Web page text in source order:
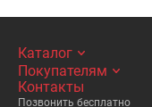
Каталог
Покупателям
Контакты
Позвонить бесплатно